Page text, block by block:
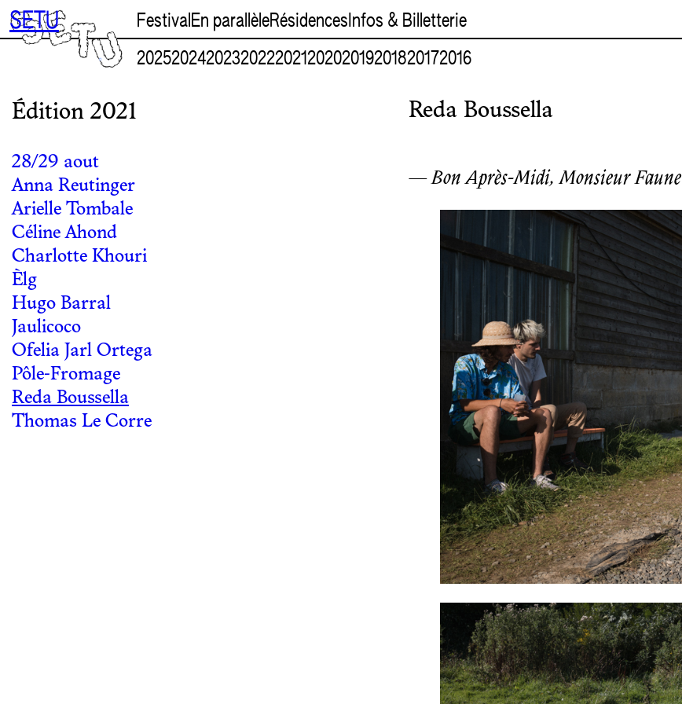
Aller
au
SETU Festival En parallèleRésidences Infos & Billetterie
2025202420232022202120202019201820172016
Édition 2021
28/29 aout
Anna Reutinger
Arielle Tombale
Céline Ahond
Charlotte Khouri
Èlg
Hugo Barral
Jaulicoco
Ofelia Jarl Ortega
Pôle-Fromage
Reda Boussella
Thomas Le Corre
Reda Boussella
— Bon Après-Midi, Monsieur Faune